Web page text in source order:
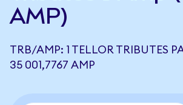
AMP)
TRB/AMP: 1 TELLOR TRIBUTES
35 001,7767 AMP